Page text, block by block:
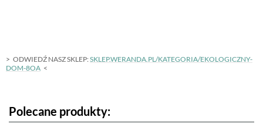
ODWIEDŹ NASZ SKLEP:SKLEP.WERANDA.PL/KATEGORIA/EKOLOGICZNY-
DOM-8OA
Polecane produkty: